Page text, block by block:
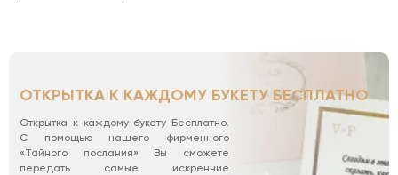
ОТКРЫТКА К КАЖДОМУ БУКЕТУ БЕСПЛАТНО
Открытка к каждому букету Бесплатно.
С помощью нашего фирменного
«Тайного послания» Вы сможете
передать самые искренние